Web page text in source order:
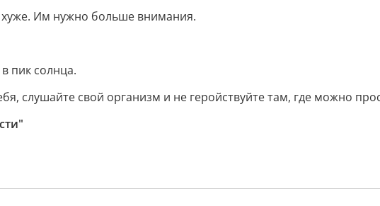
хуже. Им нужно больше внимания.
пик солнца.
слушайте свой организм и не геройствуйте там, где можно